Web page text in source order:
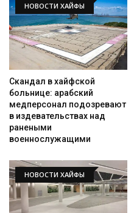
НОВОСТИ ХАЙФЫ
Скандал в хайфской
больнице: арабский
медперсонал подозревают
в издевательствах над
ранеными
военнослужащими
НОВОСТИ ХАЙФЫ